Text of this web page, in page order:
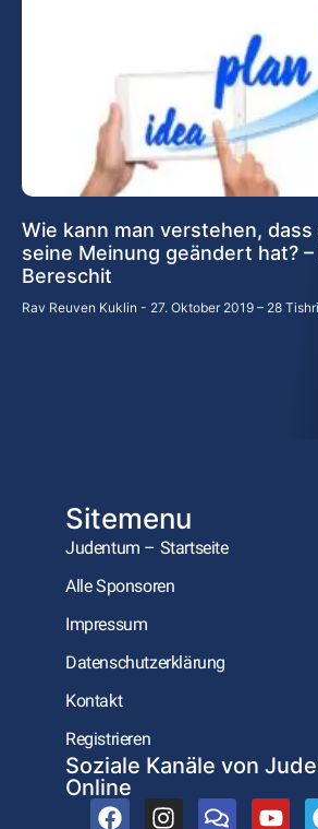
Wie kann man verstehen,
seine Meinung geändert hat? –
Bereschit
Rav Reuven Kuklin 27. Oktober 2019 – 28
Sitemenu
Judentum – Startseite
Alle Sponsoren
Impressum
Datenschutzerklärung
Kontakt
Registrieren
Soziale Kanäle von
Online